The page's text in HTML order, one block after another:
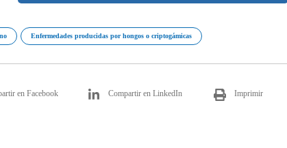
Enfermedades producidas por hongos o criptogámicas
en Facebook Compartir en LinkedIn Imprimir